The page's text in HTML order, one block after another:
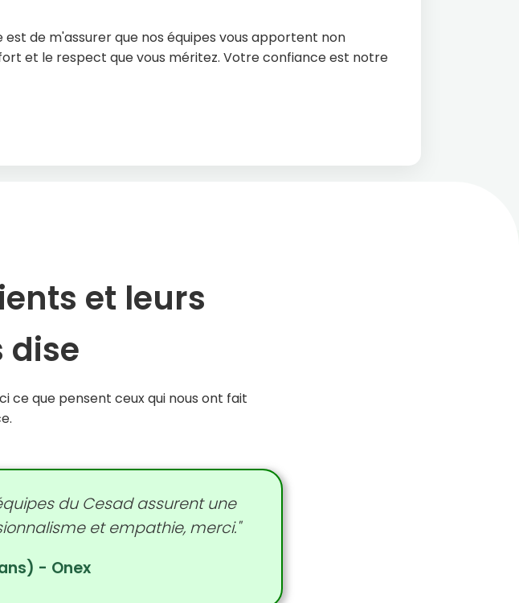
est de m'assurer que nos équipes vous apportent non
et le respect que vous méritez. Votre confiance est notre
et leurs
ce que pensent ceux qui nous ont fait
du Cesad assurent une
et empathie, merci."
- Onex